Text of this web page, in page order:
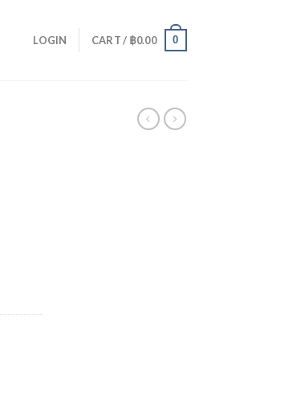
LOGIN CART / ฿0.00 0